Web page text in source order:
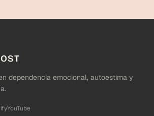
dependencia emocional, autoestima y
YouTube